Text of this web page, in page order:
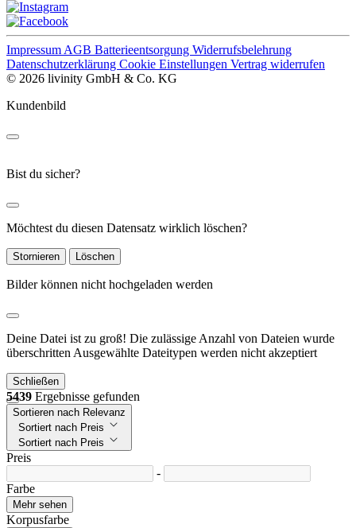
Impressum AGB Batterieentsorgung Widerrufsbelehrung
Datenschutzerklärung Cookie Einstellungen Vertrag widerrufen
© 2026 livinity GmbH & Co. KG
Kundenbild
Bist du sicher?
Möchtest du diesen Datensatz wirklich löschen?
Stornieren Löschen
Bilder können nicht hochgeladen werden
Deine Datei ist zu groß! Die zulässige Anzahl von Dateien wurde
überschritten Ausgewählte Dateitypen werden nicht akzeptiert
Schließen
5439 Ergebnisse gefunden
Sortieren nach Relevanz
Sortiert nach Preis
Sortiert nach Preis
Preis
-
Farbe
Mehr sehen
Korpusfarbe